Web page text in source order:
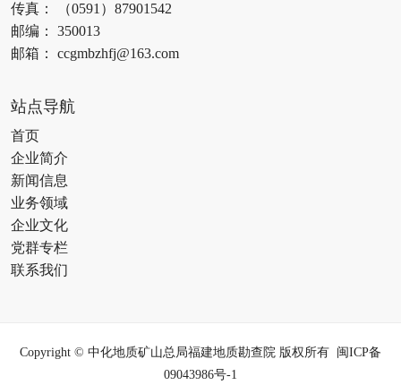
传真： （0591）87901542
邮编： 350013
邮箱： ccgmbzhfj@163.com
站点导航
首页
企业简介
新闻信息
业务领域
企业文化
党群专栏
联系我们
Copyright © 中化地质矿山总局福建地质勘查院 版权所有 闽ICP备
09043986号-1